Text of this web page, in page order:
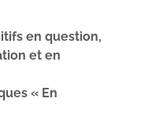
en question,
et en
« En